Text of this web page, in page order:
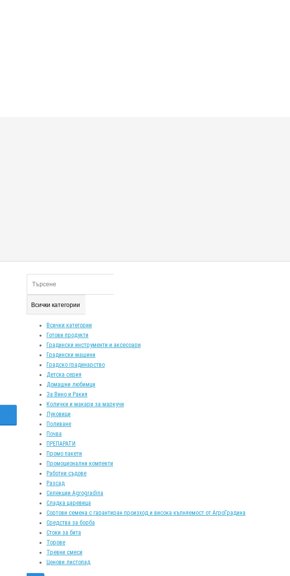
Всички категории
Всички категории
Готови продукти
Градински инструменти и аксесоари
Градински машини
Градско градинарство
Детска серия
Домашни любимци
За Вино и Ракия
Колички и макари за маркучи
Луковици
Поливане
Почва
ПРЕПАРАТИ
Промо пакети
Промоционални компекти
Работни съдове
Разсад
Селекции Agrogradina
Сладка царевица
Сортови семена с гарантиран произход и висока кълняемост от АгроГрадина
Средства за борба
Стоки за бита
Торове
Тревни смеси
Ценови листопад